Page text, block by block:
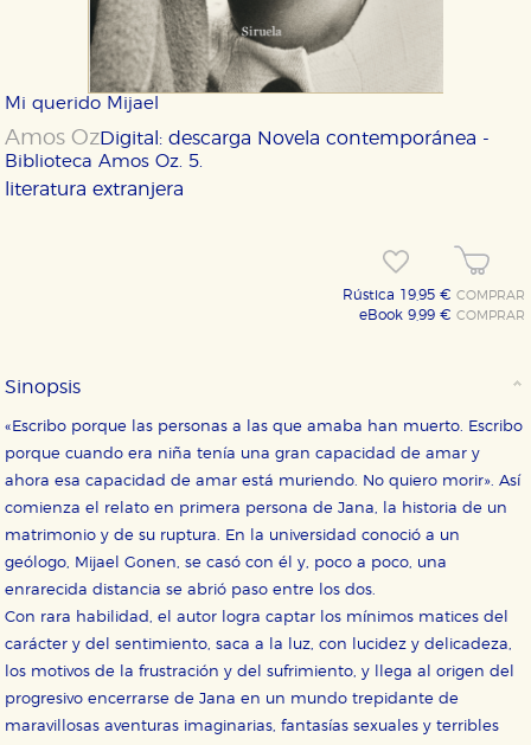
Mi querido Mijael
Amos Oz
Biblioteca Amos Oz. 5.
Digital: descarga Novela contemporánea -
literatura extranjera
Rústica 19,95 €COMPRAR
eBook 9,99 €COMPRAR
Sinopsis
«Escribo porque las personas a las que amaba han muerto. Escribo
porque cuando era niña tenía una gran capacidad de amar y
ahora esa capacidad de amar está muriendo. No quiero morir». Así
comienza el relato en primera persona de Jana, la historia de un
matrimonio y de su ruptura. En la universidad conoció a un
geólogo, Mijael Gonen, se casó con él y, poco a poco, una
enrarecida distancia se abrió paso entre los dos.
Con rara habilidad, el autor logra captar los mínimos matices del
carácter y del sentimiento, saca a la luz, con lucidez y delicadeza,
los motivos de la frustración y del sufrimiento, y llega al origen del
progresivo encerrarse de Jana en un mundo trepidante de
maravillosas aventuras imaginarias, fantasías sexuales y terribles